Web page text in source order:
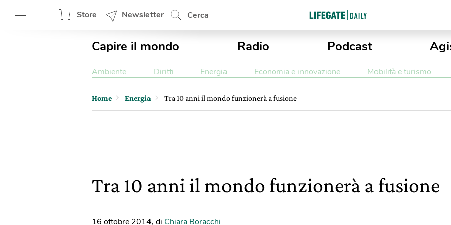
Store Newsletter Cerca
Capire il mondo Radio Podcast
Ambiente Diritti Energia Economia e innovazione Mobilità e turismo
Home Energia Tra 10 anni il mondo funzionerà a fusione
Tra 10 anni il mondo funzionerà a fusione
16 ottobre 2014, di Chiara Boracchi